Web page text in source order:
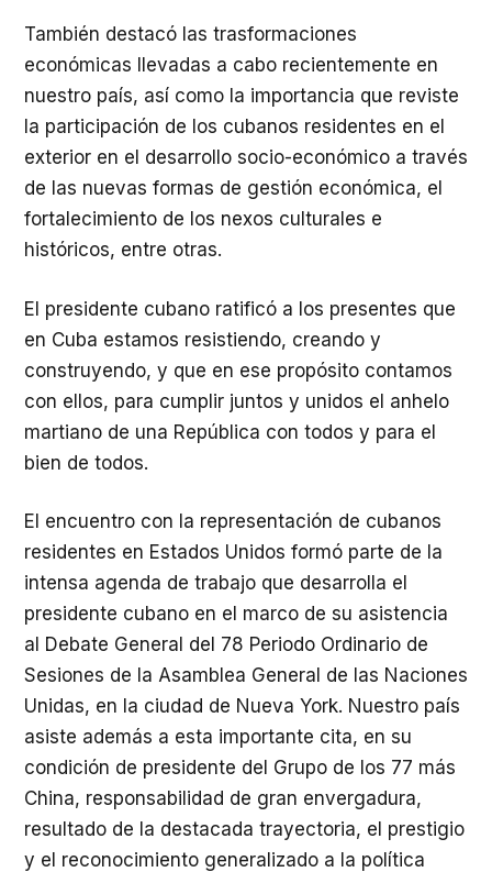
También destacó las trasformaciones
económicas llevadas a cabo recientemente en
nuestro país, así como la importancia que reviste
la participación de los cubanos residentes en el
exterior en el desarrollo socio-económico a través
de las nuevas formas de gestión económica, el
fortalecimiento de los nexos culturales e
históricos, entre otras.
El presidente cubano ratificó a los presentes que
en Cuba estamos resistiendo, creando y
construyendo, y que en ese propósito contamos
con ellos, para cumplir juntos y unidos el anhelo
martiano de una República con todos y para el
bien de todos.
El encuentro con la representación de cubanos
residentes en Estados Unidos formó parte de la
intensa agenda de trabajo que desarrolla el
presidente cubano en el marco de su asistencia
al Debate General del 78 Periodo Ordinario de
Sesiones de la Asamblea General de las Naciones
Unidas, en la ciudad de Nueva York. Nuestro país
asiste además a esta importante cita, en su
condición de presidente del Grupo de los 77 más
China, responsabilidad de gran envergadura,
resultado de la destacada trayectoria, el prestigio
y el reconocimiento generalizado a la política